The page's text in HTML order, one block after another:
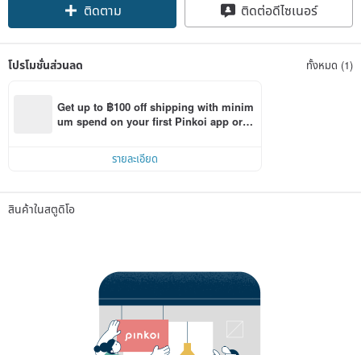
ติดตาม ติดต่อดีไซเนอร์
โปรโมชั่นส่วนลด ทั้งหมด (1)
Get up to ฿100 off shipping with minim
um spend on your first Pinkoi app orde
รายละเอียด
สินค้าในสตูดิโอ